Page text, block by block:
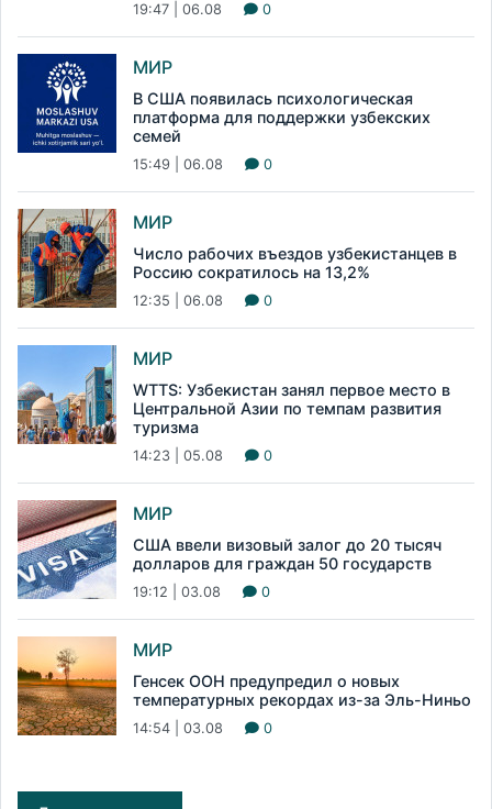
19:47 | 06.08 0
МИР
В США появилась психологическая
платформа для поддержки узбекских
семей
15:49 | 06.08 0
МИР
Число рабочих въездов узбекистанцев в
Россию сократилось на 13,2%
12:35 | 06.08 0
МИР
WTTS: Узбекистан занял первое место в
Центральной Азии по темпам развития
туризма
14:23 | 05.08 0
МИР
США ввели визовый залог до 20 тысяч
долларов для граждан 50 государств
19:12 | 03.08 0
МИР
Генсек ООН предупредил о новых
температурных рекордах из-за Эль-Ниньо
14:54 | 03.08 0